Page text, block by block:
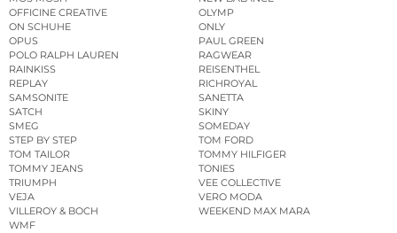
OFFICINE CREATIVE
OLYMP
ON SCHUHE
ONLY
OPUS
PAUL GREEN
POLO RALPH LAUREN
RAGWEAR
RAINKISS
REISENTHEL
REPLAY
RICHROYAL
SAMSONITE
SANETTA
SATCH
SKINY
SMEG
SOMEDAY
STEP BY STEP
TOM FORD
TOM TAILOR
TOMMY HILFIGER
TOMMY JEANS
TONIES
TRIUMPH
VEE COLLECTIVE
VEJA
VERO MODA
VILLEROY & BOCH
WEEKEND MAX MARA
WMF